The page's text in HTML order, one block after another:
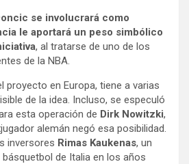
se involucrará como
le aportará un peso simbólico
, al tratarse de uno de los
de la NBA.
proyecto en Europa, tiene a varias
de la idea. Incluso, se especuló
esta operación de Dirk Nowitzki,
alemán negó esa posibilidad.
inversores Rimas Kaukenas, un
de Italia en los años